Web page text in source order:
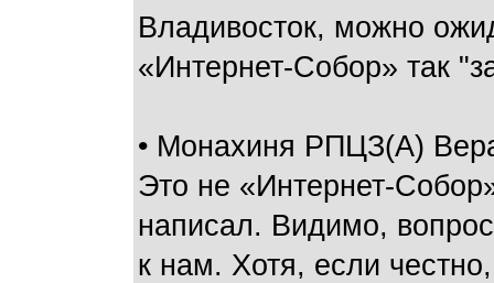
Владивосток, можно
«Интернет-Собор» так
• Монахиня РПЦЗ(А)
Это не «Интернет-
написал. Видимо,
к нам. Хотя, если